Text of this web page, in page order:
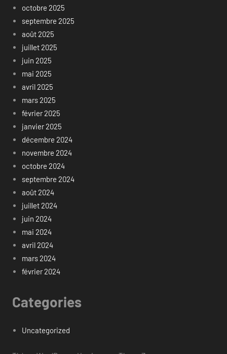
octobre 2025
septembre 2025
août 2025
juillet 2025
juin 2025
mai 2025
avril 2025
mars 2025
février 2025
janvier 2025
décembre 2024
novembre 2024
octobre 2024
septembre 2024
août 2024
juillet 2024
juin 2024
mai 2024
avril 2024
mars 2024
février 2024
Categories
Uncategorized